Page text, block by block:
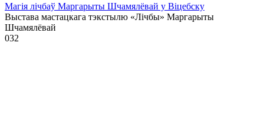
Магія лічбаў Маргарыты Шчамялёвай у Віцебску
Выстава мастацкага тэкстылю «Лічбы» Маргарыты
Шчамялёвай
032